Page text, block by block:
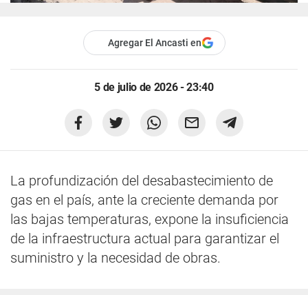
Agregar El Ancasti en
5 de julio de 2026 - 23:40
La profundización del desabastecimiento de
gas en el país, ante la creciente demanda por
las bajas temperaturas, expone la insuficiencia
de la infraestructura actual para garantizar el
suministro y la necesidad de obras.